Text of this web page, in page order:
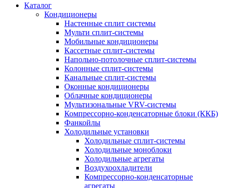
Каталог
Кондиционеры
Настенные сплит системы
Мульти сплит-системы
Мобильные кондиционеры
Кассетные сплит-системы
Напольно-потолочные сплит-системы
Колонные сплит-системы
Канальные сплит-системы
Оконные кондиционеры
Облачные кондиционеры
Мультизональные VRV-системы
Компрессорно-конденсаторные блоки (ККБ)
Фанкойлы
Холодильные установки
Холодильные сплит-системы
Холодильные моноблоки
Холодильные агрегаты
Воздухоохладители
Компрессорно-конденсаторные
агрегаты